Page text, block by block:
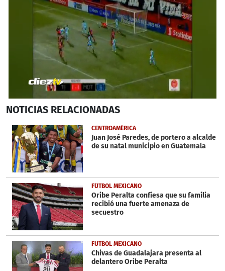
seconds
27
seconds
NOTICIAS RELACIONADAS
CENTROAMÉRICA
Juan José Paredes, de portero a alcalde
de su natal municipio en Guatemala
FÚTBOL MEXICANO
Oribe Peralta confiesa que su familia
recibió una fuerte amenaza de
secuestro
FÚTBOL MEXICANO
Chivas de Guadalajara presenta al
delantero Oribe Peralta